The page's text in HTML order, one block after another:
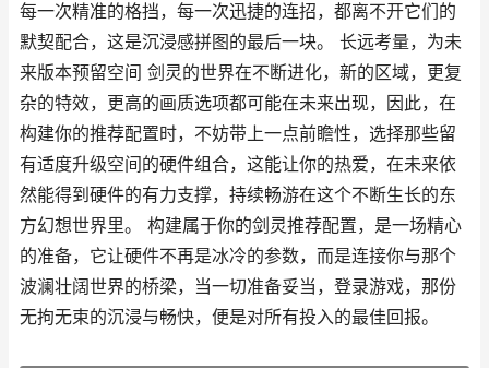
每一次精准的格挡，每一次迅捷的连招，都离不开它们的
默契配合，这是沉浸感拼图的最后一块。 长远考量，为未
来版本预留空间 剑灵的世界在不断进化，新的区域，更复
杂的特效，更高的画质选项都可能在未来出现，因此，在
构建你的推荐配置时，不妨带上一点前瞻性，选择那些留
有适度升级空间的硬件组合，这能让你的热爱，在未来依
然能得到硬件的有力支撑，持续畅游在这个不断生长的东
方幻想世界里。 构建属于你的剑灵推荐配置，是一场精心
的准备，它让硬件不再是冰冷的参数，而是连接你与那个
波澜壮阔世界的桥梁，当一切准备妥当，登录游戏，那份
无拘无束的沉浸与畅快，便是对所有投入的最佳回报。